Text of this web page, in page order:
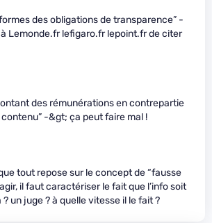
des obligations de transparence” -
Lemonde.fr lefigaro.fr lepoint.fr de citer
des rémunérations en contrepartie
-&gt; ça peut faire mal !
tout repose sur le concept de “fausse
il faut caractériser le fait que l’info soit
? un juge ? à quelle vitesse il le fait ?